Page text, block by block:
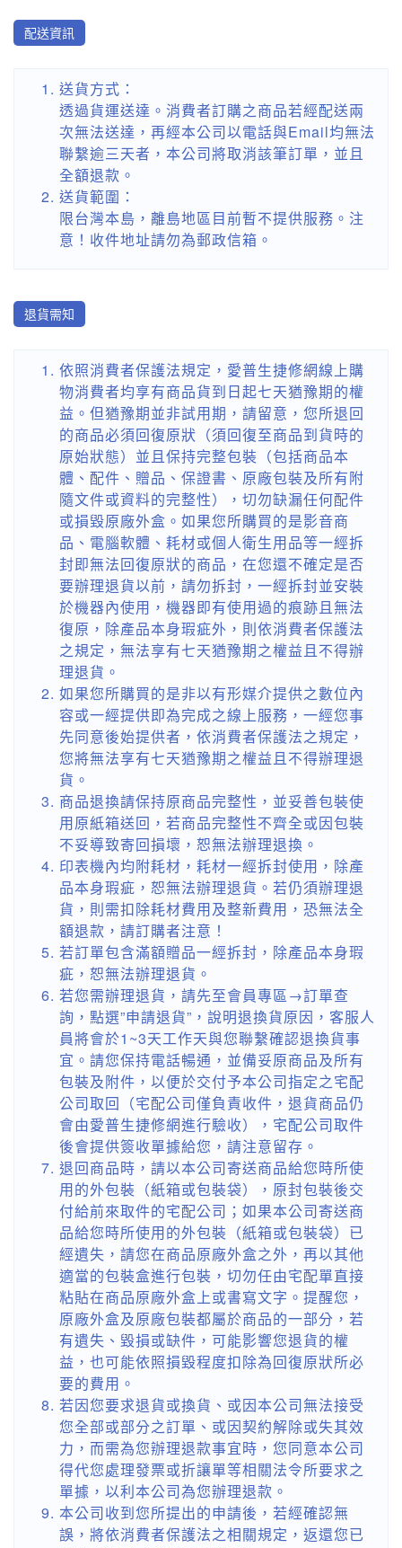
配送資訊
送貨方式：
透過貨運送達。消費者訂購之商品若經配送兩
次無法送達，再經本公司以電話與Email均無法
聯繫逾三天者，本公司將取消該筆訂單，並且
全額退款。
送貨範圍：
限台灣本島，離島地區目前暫不提供服務。注
意！收件地址請勿為郵政信箱。
退貨需知
依照消費者保護法規定，愛普生捷修網線上購
物消費者均享有商品貨到日起七天猶豫期的權
益。但猶豫期並非試用期，請留意，您所退回
的商品必須回復原狀（須回復至商品到貨時的
原始狀態）並且保持完整包裝（包括商品本
體、配件、贈品、保證書、原廠包裝及所有附
隨文件或資料的完整性），切勿缺漏任何配件
或損毀原廠外盒。如果您所購買的是影音商
品、電腦軟體、耗材或個人衛生用品等一經拆
封即無法回復原狀的商品，在您還不確定是否
要辦理退貨以前，請勿拆封，一經拆封並安裝
於機器內使用，機器即有使用過的痕跡且無法
復原，除產品本身瑕疵外，則依消費者保護法
之規定，無法享有七天猶豫期之權益且不得辦
理退貨。
如果您所購買的是非以有形媒介提供之數位內
容或一經提供即為完成之線上服務，一經您事
先同意後始提供者，依消費者保護法之規定，
您將無法享有七天猶豫期之權益且不得辦理退
貨。
商品退換請保持原商品完整性，並妥善包裝使
用原紙箱送回，若商品完整性不齊全或因包裝
不妥導致寄回損壞，恕無法辦理退換。
印表機內均附耗材，耗材一經拆封使用，除產
品本身瑕疵，恕無法辦理退貨。若仍須辦理退
貨，則需扣除耗材費用及整新費用，恐無法全
額退款，請訂購者注意！
若訂單包含滿額贈品一經拆封，除產品本身瑕
疵，恕無法辦理退貨。
若您需辦理退貨，請先至會員專區→訂單查
詢，點選”申請退貨”，說明退換貨原因，客服人
員將會於1~3天工作天與您聯繫確認退換貨事
宜。請您保持電話暢通，並備妥原商品及所有
包裝及附件，以便於交付予本公司指定之宅配
公司取回（宅配公司僅負責收件，退貨商品仍
會由愛普生捷修網進行驗收），宅配公司取件
後會提供簽收單據給您，請注意留存。
退回商品時，請以本公司寄送商品給您時所使
用的外包裝（紙箱或包裝袋），原封包裝後交
付給前來取件的宅配公司；如果本公司寄送商
品給您時所使用的外包裝（紙箱或包裝袋）已
經遺失，請您在商品原廠外盒之外，再以其他
適當的包裝盒進行包裝，切勿任由宅配單直接
粘貼在商品原廠外盒上或書寫文字。提醒您，
原廠外盒及原廠包裝都屬於商品的一部分，若
有遺失、毀損或缺件，可能影響您退貨的權
益，也可能依照損毀程度扣除為回復原狀所必
要的費用。
若因您要求退貨或換貨、或因本公司無法接受
您全部或部分之訂單、或因契約解除或失其效
力，而需為您辦理退款事宜時，您同意本公司
得代您處理發票或折讓單等相關法令所要求之
單據，以利本公司為您辦理退款。
本公司收到您所提出的申請後，若經確認無
誤，將依消費者保護法之相關規定，返還您已